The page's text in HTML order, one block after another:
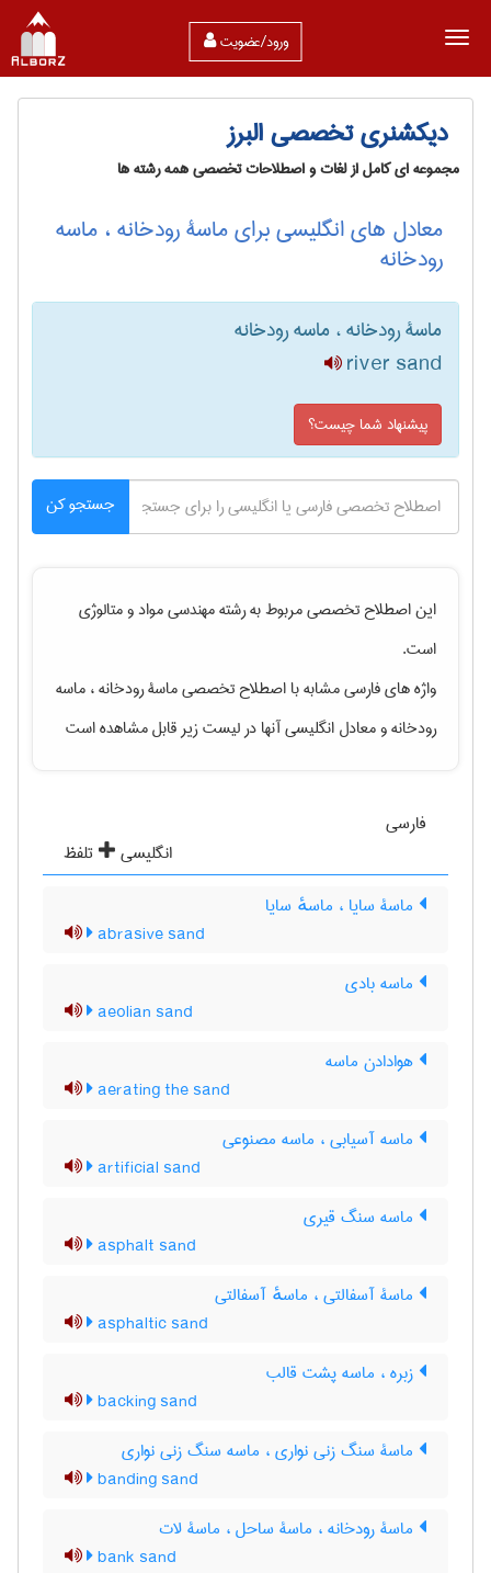
ورود/عضویت
دیکشنری تخصصی البرز
مجموعه ای کامل از لغات و اصطلاحات تخصصی همه رشته ها
معادل های انگلیسی برای ماسۀ رودخانه ، ماسه
رودخانه
ماسۀ رودخانه ، ماسه رودخانه
river sand
پیشنهاد شما چیست؟
جستجو کن
این اصطلاح تخصصی مربوط به رشتهمهندسی مواد و متالوژی
است.
واژه های فارسی مشابه با اصطلاح تخصصیماسۀ رودخانه ، ماسه
رودخانهو معادل انگلیسی آنها در لیست زیر قابل مشاهده است
فارسی
انگلیسی
تلفظ
ماسۀ سایا ، ماسهٔ سایا
abrasive sand
ماسه بادی
aeolian sand
هوادادن ماسه
aerating the sand
ماسه آسیابی ، ماسه مصنوعی
artificial sand
ماسه سنگ قیری
asphalt sand
ماسۀ آسفالتی ، ماسهٔ آسفالتی
asphaltic sand
زبره ، ماسه پشت قالب
backing sand
ماسۀ سنگ زنی نواری ، ماسه سنگ زنی نواری
banding sand
ماسۀ رودخانه ، ماسۀ ساحل ، ماسۀ لات
bank sand